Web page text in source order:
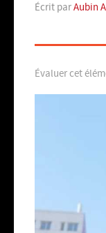
Écrit parAubin
Évaluer cet